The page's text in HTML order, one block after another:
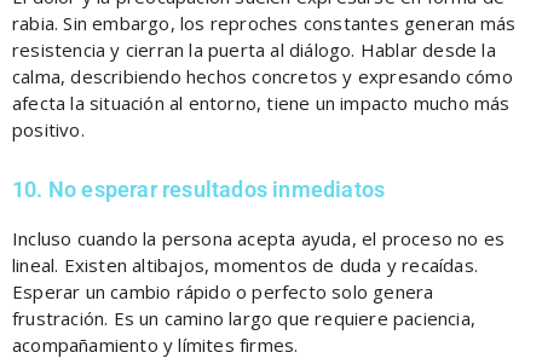
rabia. Sin embargo, los reproches constantes generan más
resistencia y cierran la puerta al diálogo. Hablar desde la
calma, describiendo hechos concretos y expresando cómo
afecta la situación al entorno, tiene un impacto mucho más
positivo.
10. No esperar resultados inmediatos
Incluso cuando la persona acepta ayuda, el proceso no es
lineal. Existen altibajos, momentos de duda y recaídas.
Esperar un cambio rápido o perfecto solo genera
frustración. Es un camino largo que requiere paciencia,
acompañamiento y límites firmes.